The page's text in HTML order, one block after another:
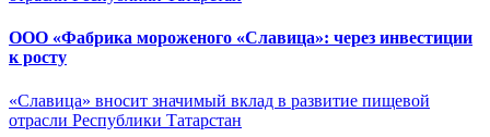
ООО «Фабрика мороженого «Славица»: через инвестиции
к росту
«Славица» вносит значимый вклад в развитие пищевой
отрасли Республики Татарстан